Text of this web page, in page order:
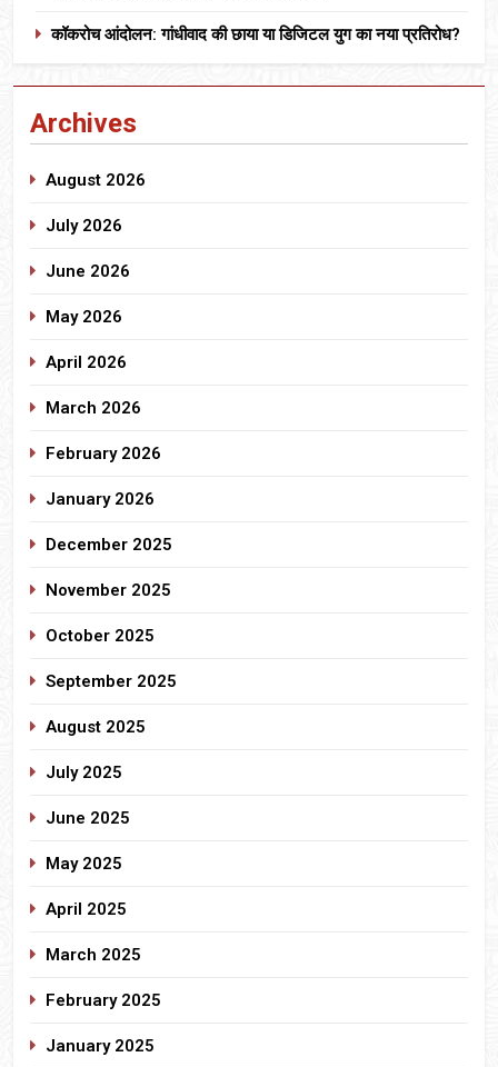
कॉकरोच आंदोलन: गांधीवाद की छाया या डिजिटल युग का नया प्रतिरोध?
Archives
August 2026
July 2026
June 2026
May 2026
April 2026
March 2026
February 2026
January 2026
December 2025
November 2025
October 2025
September 2025
August 2025
July 2025
June 2025
May 2025
April 2025
March 2025
February 2025
January 2025